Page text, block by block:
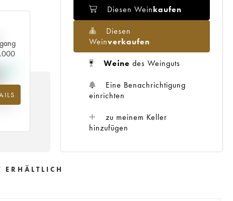
im
Diesen Weinkaufen
Diesen
Weinverkaufen
Weine des Weinguts
Eine Benachrichtigung
einrichten
zu meinem Keller
hinzufügen